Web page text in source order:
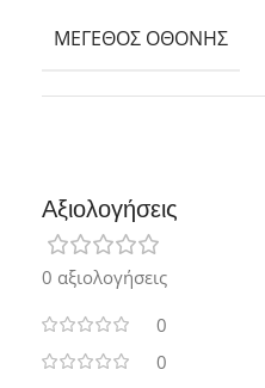
ΜΈΓΕΘΟΣ ΟΘΌΝΗΣ
Αξιολογήσεις
0 αξιολογήσεις
0
0